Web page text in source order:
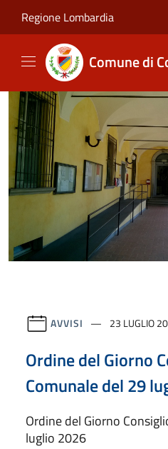
Regione Lombardia
Comune di
AVVISI 23 LUGLIO
Ordine del Giorno
Comunale del 29
Ordine del Giorno
luglio 2026